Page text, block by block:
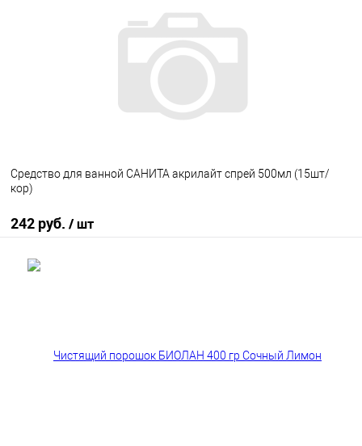
В наличии
Средство для ванной САНИТА акрилайт спрей 500мл (15шт/
кор)
242 руб. / шт